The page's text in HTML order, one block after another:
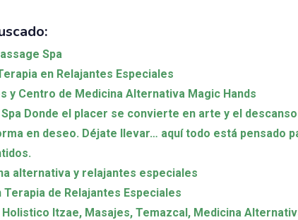
Spa
en Relajantes Especiales
y Centro de Medicina Alternativa Magic Hands
Donde el placer se convierte en arte y el
en deseo. Déjate llevar… aquí todo está pensado
alternativa y relajantes especiales
Terapia de Relajantes Especiales
Itzae, Masajes, Temazcal, Medicina